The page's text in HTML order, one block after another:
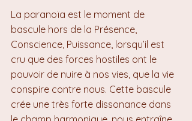
La paranoïa est le moment de
bascule hors de la Présence,
Conscience, Puissance, lorsqu’il est
cru que des forces hostiles ont le
pouvoir de nuire à nos vies, que la vie
conspire contre nous. Cette bascule
crée une très forte dissonance dans